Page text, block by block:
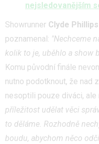
nejsledovanějším
Showrunner Clyde Phillips
poznamenal: "Nechceme
kolik to je, uběhlo a show
Komu původní finále
nutno podotknout, že nad
nesoptili pouze diváci, ale
příležitost udělat věci
to děláme. Rozhodně
boudu, abychom něco